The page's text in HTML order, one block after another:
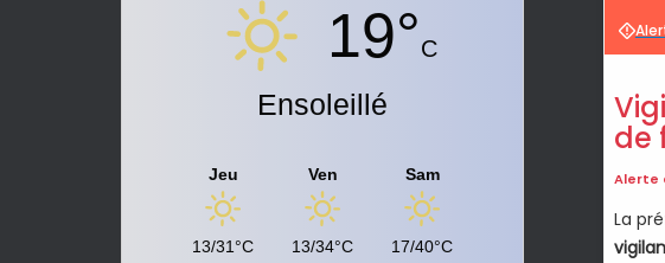
19°C
Ensoleillé
Jeu
13/31°C
Ven
13/34°C
Sam
17/40°C